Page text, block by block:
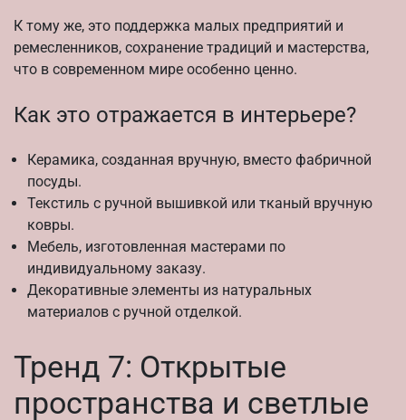
К тому же, это поддержка малых предприятий и
ремесленников, сохранение традиций и мастерства,
что в современном мире особенно ценно.
Как это отражается в интерьере?
Керамика, созданная вручную, вместо фабричной
посуды.
Текстиль с ручной вышивкой или тканый вручную
ковры.
Мебель, изготовленная мастерами по
индивидуальному заказу.
Декоративные элементы из натуральных
материалов с ручной отделкой.
Тренд 7: Открытые
пространства и светлые